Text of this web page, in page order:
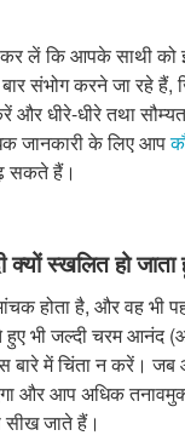
लें कि आपके साथी को
संभोग करने जा रहे
और धीरे-धीरे तथा
जानकारी के लिए आप
सकते हैं।
क्यों स्खलित हो जाता
होता है, और वह भी
भी जल्दी चरम आनंद
बारे में चिंता न करें।
और आप अधिक
जाते हैं।